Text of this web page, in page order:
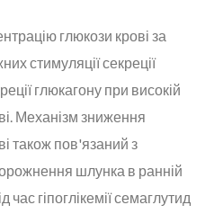
глюкози крові за
стимуляції секреції
глюкагону при високій
Механізм зниження
також пов'язаний з
шлунка в ранній
час гіпоглікемії семаглутид